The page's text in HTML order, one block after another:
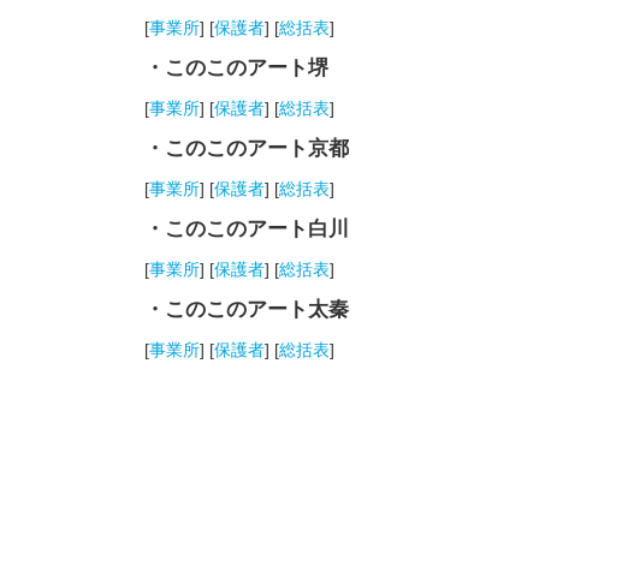
[事業所] [保護者] [総括表]
・このこのアート堺
[事業所] [保護者] [総括表]
・このこのアート京都
[事業所] [保護者] [総括表]
・このこのアート白川
[事業所] [保護者] [総括表]
・このこのアート太秦
[事業所] [保護者] [総括表]